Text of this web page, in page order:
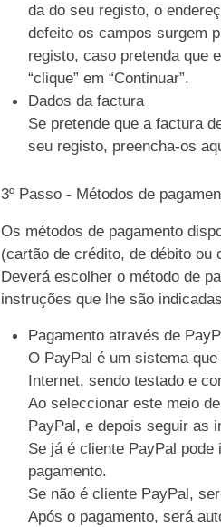
da do seu registo, o
defeito os campos surgem
registo, caso pretenda que
“clique” em “Continuar”.
Dados da factura
Se pretende que a factura
seu registo, preencha-os
3º Passo - Métodos de
Os métodos de pagamento
(cartão de crédito, de débito ou
Deverá escolher o método de
instruções que lhe são
Pagamento através de
O PayPal é um sistema
Internet, sendo testado e
Ao seleccionar este meio
PayPal, e depois seguir as
Se já é cliente PayPal
pagamento.
Se não é cliente PayPal,
Após o pagamento, será